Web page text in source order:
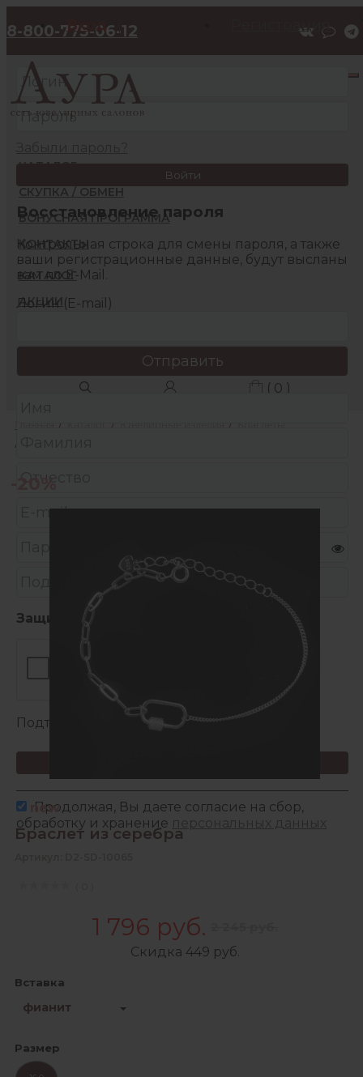
8-800-775-06-12
КАТАЛОГ
СКУПКА / ОБМЕН
БОНУСНАЯ ПРОГРАММА
КОНТАКТЫ
КАТАЛОГ
АКЦИИ
( 0 )
/ / /
/
new
Браслет из серебра
1 796 руб.
Скидка 449 руб.
Вставка
фианит
Размер
Вход Регистрация
Войти
Восстановление пароля
Контрольная строка для смены пароля, а также
ваши регистрационные данные, будут высланы
вам по E-Mail.
Логин (E-mail)
Защита от автоматических сообщений
Подтвердите, что вы не робот:*
Продолжая, Вы даете согласие на сбор,
обработку и хранение